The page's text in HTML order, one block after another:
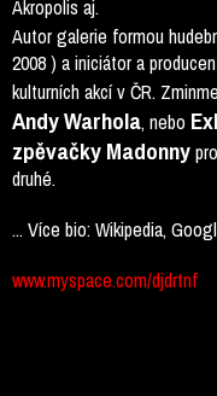
Akropolis aj.
Autor galerie formou
2008 ) a iniciátor a
kulturních akcí v ČR.
Andy Warhola, nebo
zpěvačky Madonny
druhé.
... Více bio: Wikipedia,
www.myspace.com/djdrtnf